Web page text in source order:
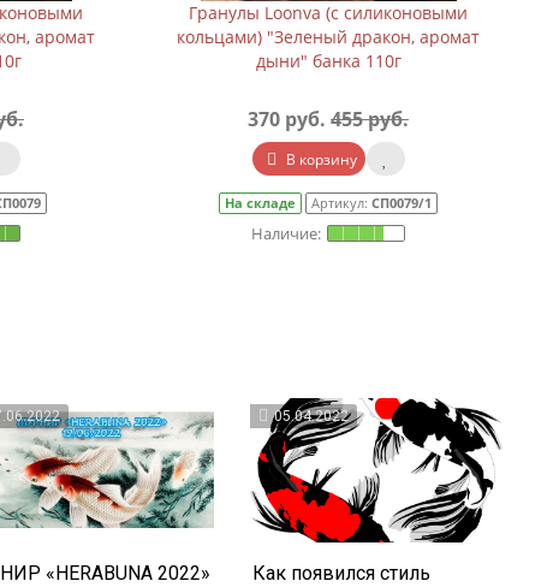
аромат
Гранулы Loonva (с силиконовыми
кольцами) "Зеленый дракон, аромат
дыни" банка 110г
370 руб. 455 руб.
В корзину
На складе Артикул: СП0079/1
«HERABUNA 2022»
05.04.2022
Как появился стиль